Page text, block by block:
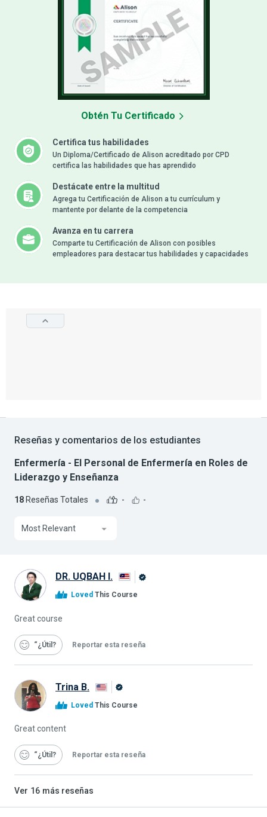
Certifica tus habilidades
Un Diploma/Certificado de Alison acreditado por CPD
certifica las habilidades que has aprendido
Destácate entre la multitud
Agrega tu Certificación de Alison a tu currículum y
mantente por delante de la competencia
Avanza en tu carrera
Comparte tu Certificación de Alison con posibles
empleadores para destacar tus habilidades y capacidades
Obtén Tu Certificado
Reseñas y comentarios de los estudiantes
Enfermería - El Personal de Enfermería en Roles de
Liderazgo y Enseñanza
18 Reseñas Totales - -
Most Relevant
DR. UQBAH I.
Loved This Course
Great course
“¿Útil Reportar esta reseña
Trina B.
Loved This Course
Great content
“¿Útil Reportar esta reseña
Ver 16 más reseñas